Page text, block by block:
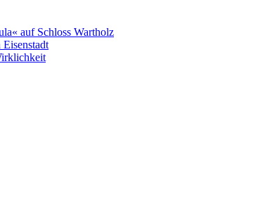
auf Schloss Wartholz